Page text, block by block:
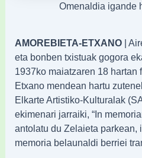
Omenaldia igande
AMOREBIETA-ETXANO |
eta bonben txistuak gogora
1937ko maiatzaren 18 hartan
Etxano mendean hartu
Elkarte Artistiko-Kulturalak
ekimenari jarraiki, “In
antolatu du Zelaieta parkean,
memoria belaunaldi berriei